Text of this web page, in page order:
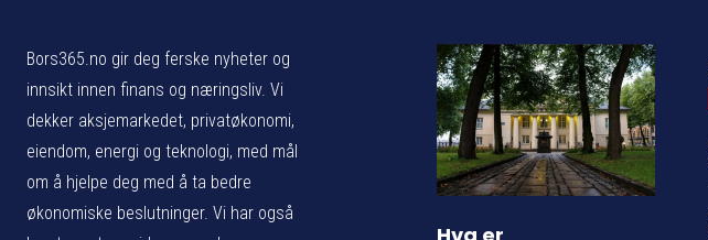
Bors365.no gir deg ferske nyheter og
innsikt innen finans og næringsliv. Vi
dekker aksjemarkedet, privatøkonomi,
eiendom, energi og teknologi, med mål
om å hjelpe deg med å ta bedre
økonomiske beslutninger. Vi har også